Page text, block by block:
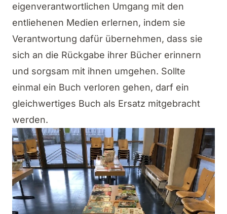
eigenverantwortlichen Umgang mit den
entliehenen Medien erlernen, indem sie
Verantwortung dafür übernehmen, dass sie
sich an die Rückgabe ihrer Bücher erinnern
und sorgsam mit ihnen umgehen. Sollte
einmal ein Buch verloren gehen, darf ein
gleichwertiges Buch als Ersatz mitgebracht
werden.